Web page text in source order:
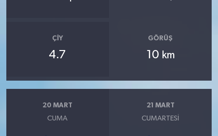
ÇIY
4.7
GÖRÜŞ
10 km
20 MART
CUMA
21 MART
CUMARTESI